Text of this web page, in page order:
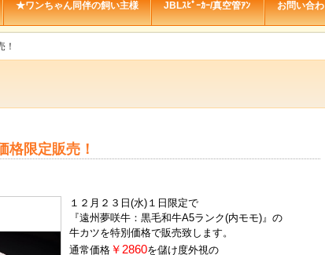
★ワンちゃん同伴の飼い主様 JBLｽﾋﾟｰｶｰ/真空管ｱﾝ お問い合わ
！
格限定販売！
１２月２３日(水)１日限定で
『遠州夢咲牛：黒毛和牛A5ランク(内モモ)』の
牛カツを特別価格で販売致します。
通常価格 ￥2860を儲け度外視の